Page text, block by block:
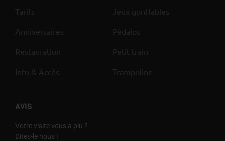
Tarifs
Anniversaires
Restauration
Info & Accès
Jeux gonflables
Pédalos
Petit train
Trampoline
AVIS
Votre visite vous a plu ?
Dites-le nous !